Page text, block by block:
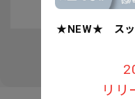
★NEW★ スッ
リリ